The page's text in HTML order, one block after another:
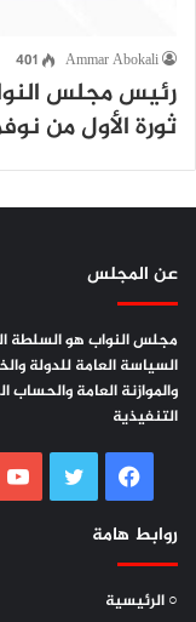
Ammar Abokali
401
رئيس مجلس
ثورة الأول من
عن المجلس
مجلس النواب هو السلطة
السياسة العامة للدولة
والموازنة العامة
التنفيذية
فيسبوك تويتر
روابط هامة
○ الرئيسية